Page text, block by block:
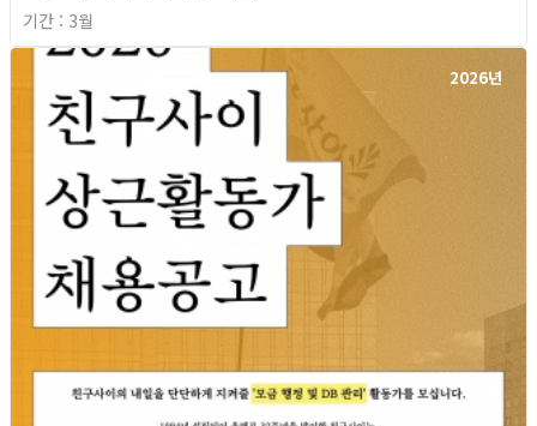
기간 : 3월
2026년